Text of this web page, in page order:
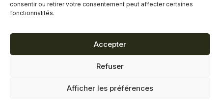
consentir ou retirer votre consentement peut affecter certaines
fonctionnalités.
Accepter
Refuser
Afficher les préférences
Vendredi
9h00 à 18h00
Dimanche
11h00 à 16h30
Termes et conditions